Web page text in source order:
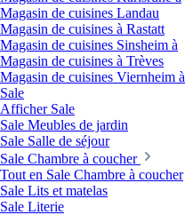
Magasin de cuisines Landau
Magasin de cuisines à Rastatt
Magasin de cuisines Sinsheim à
Magasin de cuisines à Trèves
Magasin de cuisines Viernheim à
Sale
Afficher Sale
Sale Meubles de jardin
Sale Salle de séjour
Sale Chambre à coucher
Tout en Sale Chambre à coucher
Sale Lits et matelas
Sale Literie